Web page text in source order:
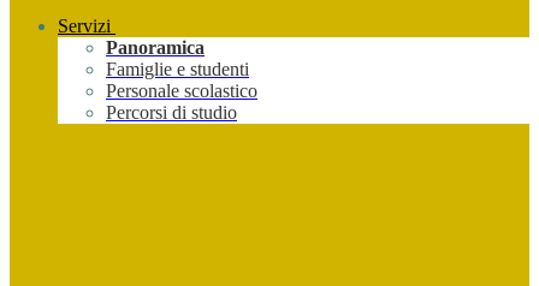
Servizi
Panoramica
Famiglie e studenti
Personale scolastico
Percorsi di studio